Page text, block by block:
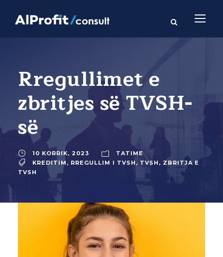
Rregullimet e
zbritjes së TVSH-
së
10 KORRIK, 2023
TATIME
KREDITIM , RREGULLIM I TVSH , TVSH , ZBRITJA E
TVSH